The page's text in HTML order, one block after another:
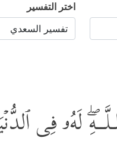
اختر التفسير
لَهُۥ فِی